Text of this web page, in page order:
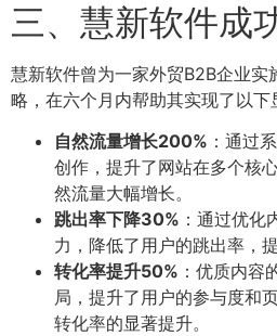
三、慧新软件成
慧新软件曾为一家外贸B2B企业实
略，在六个月内帮助其实现了以下
自然流量增长200% ：通过
创作，提升了网站在多个核
然流量大幅增长。
跳出率下降30% ：通过优化
力，降低了用户的跳出率，
转化率提升50% ：优质内容
局，提升了用户的参与度和
转化率的显著提升。